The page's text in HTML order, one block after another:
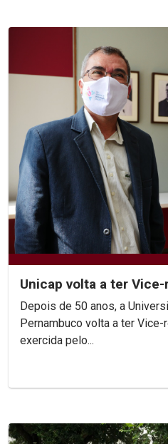
Unicap volta a ter
Depois de 50 anos, a
Pernambuco volta a ter
exercida pelo...